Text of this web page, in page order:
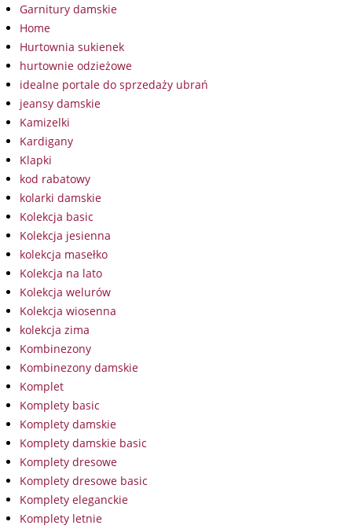
Garnitury damskie
Home
Hurtownia sukienek
hurtownie odzieżowe
idealne portale do sprzedaży ubrań
jeansy damskie
Kamizelki
Kardigany
Klapki
kod rabatowy
kolarki damskie
Kolekcja basic
Kolekcja jesienna
kolekcja masełko
Kolekcja na lato
Kolekcja welurów
Kolekcja wiosenna
kolekcja zima
Kombinezony
Kombinezony damskie
Komplet
Komplety basic
Komplety damskie
Komplety damskie basic
Komplety dresowe
Komplety dresowe basic
Komplety eleganckie
Komplety letnie